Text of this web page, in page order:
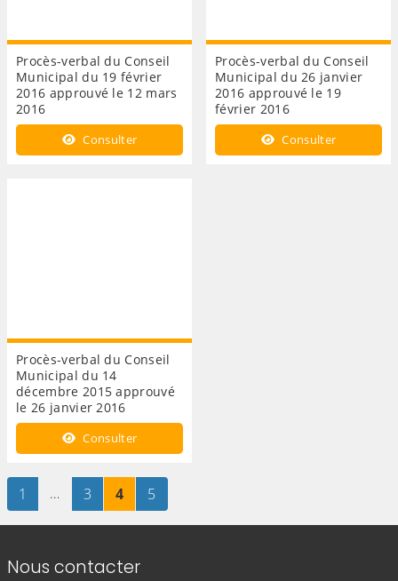
Procès-verbal du Conseil
Municipal du 19 février
2016 approuvé le 12 mars
2016
Consulter
Procès-verbal du Conseil
Municipal du 26 janvier
2016 approuvé le 19
février 2016
Consulter
Procès-verbal du Conseil
Municipal du 14
décembre 2015 approuvé
le 26 janvier 2016
Consulter
Page
1 sur 5
… Page
3sur 5Page
4sur 5Page
5
Informations de contact
Nous contacter